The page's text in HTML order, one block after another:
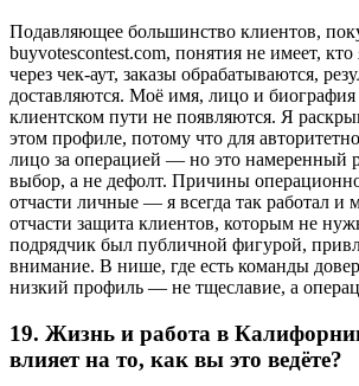
Подавляющее большинство клиентов,
buyvotescontest.com, понятия не имеет,
через чек-аут, заказы обрабатываются,
доставляются. Моё имя, лицо и биография
клиентском пути не появляются. Я
этом профиле, потому что для
лицо за операцией — но это намеренный
выбор, а не дефолт. Причины
отчасти личные — я всегда так работал и
отчасти защита клиентов, которым не
подрядчик был публичной фигурой,
внимание. В нише, где есть команды
низкий профиль — не тщеславие, а
19. Жизнь и работа в
влияет на то, как вы это ведёте?